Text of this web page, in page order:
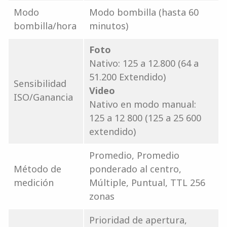
Modo
bombilla/hora
Modo bombilla (hasta 60
minutos)
Sensibilidad
ISO/Ganancia
Foto
Nativo: 125 a 12.800 (64 a
51.200 Extendido)
Video
Nativo en modo manual:
125 a 12 800 (125 a 25 600
extendido)
Método de
medición
Promedio, Promedio
ponderado al centro,
Múltiple, Puntual, TTL 256
zonas
Prioridad de apertura,